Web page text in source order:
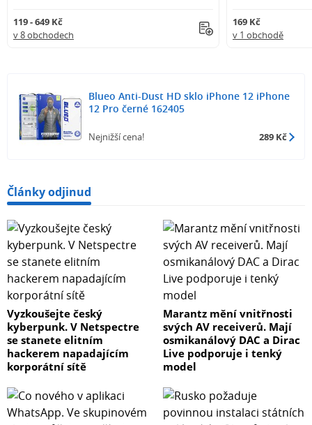
119 - 649 Kč
v 8 obchodech
169 Kč
v 1 obchodě
Blueo Anti-Dust HD sklo iPhone 12 iPhone
12 Pro černé 162405
Nejnižší cena! 289 Kč
Články odjinud
Vyzkoušejte český
kyberpunk. V Netspectre
se stanete elitním
hackerem napadajícím
korporátní sítě
Marantz mění vnitřnosti
svých AV receiverů. Mají
osmikanálový DAC a Dirac
Live podporuje i tenký
model